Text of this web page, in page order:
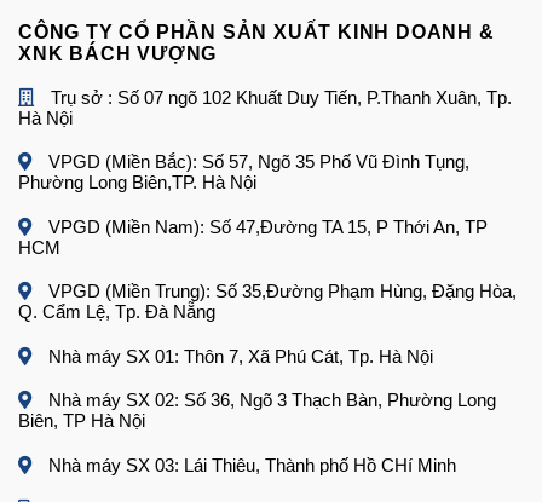
CÔNG TY CỔ PHẦN SẢN XUẤT KINH DOANH &
XNK BÁCH VƯỢNG
Trụ sở : Số 07 ngõ 102 Khuất Duy Tiến, P.Thanh Xuân, Tp.
Hà Nội
VPGD (Miền Bắc): Số 57, Ngõ 35 Phố Vũ Đình Tụng,
Phường Long Biên,TP. Hà Nội
VPGD (Miền Nam): Số 47,Đường TA 15, P Thới An, TP
HCM
VPGD (Miền Trung): Số 35,Đường Phạm Hùng, Đặng Hòa,
Q. Cẩm Lệ, Tp. Đà Nẵng
Nhà máy SX 01: Thôn 7, Xã Phú Cát, Tp. Hà Nội
Nhà máy SX 02: Số 36, Ngõ 3 Thạch Bàn, Phường Long
Biên, TP Hà Nội
Nhà máy SX 03: Lái Thiêu, Thành phố Hồ CHí Minh